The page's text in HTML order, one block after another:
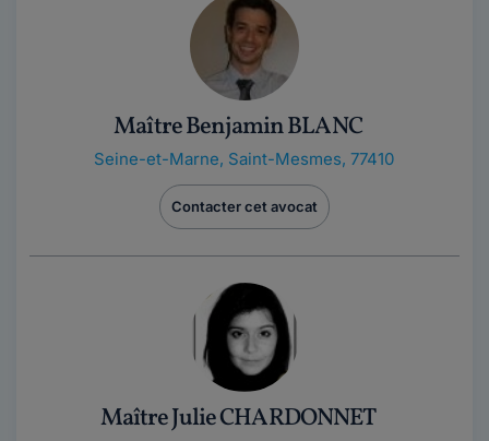
Maître Benjamin BLANC
Seine-et-Marne, Saint-Mesmes, 77410
Contacter cet avocat
Maître Julie CHARDONNET